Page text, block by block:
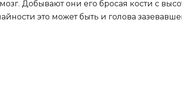
Добывают они его бросая кости с
это может быть и голова